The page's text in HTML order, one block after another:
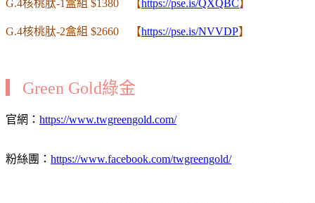
G.4核桃肽-1盒組 $1380 【 https://pse.is/QXQBC】
G.4核桃肽-2盒組 $2660 【https://pse.is/NVVDP】
▎Green Gold綠金
官網： https://www.twgreengold.com/
粉絲團： https://www.facebook.com/twgreengold/